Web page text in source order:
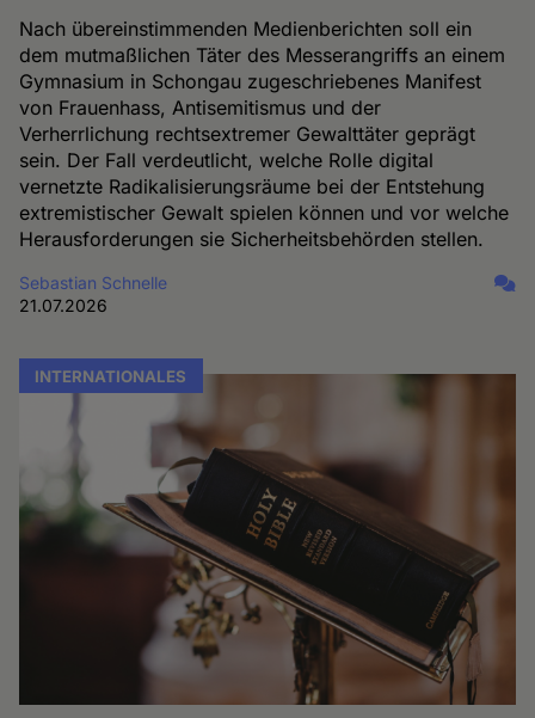
Nach übereinstimmenden Medienberichten soll ein
dem mutmaßlichen Täter des Messerangriffs an einem
Gymnasium in Schongau zugeschriebenes Manifest
von Frauenhass, Antisemitismus und der
Verherrlichung rechtsextremer Gewalttäter geprägt
sein. Der Fall verdeutlicht, welche Rolle digital
vernetzte Radikalisierungsräume bei der Entstehung
extremistischer Gewalt spielen können und vor welche
Herausforderungen sie Sicherheitsbehörden stellen.
Sebastian Schnelle
21.07.2026
INTERNATIONALES